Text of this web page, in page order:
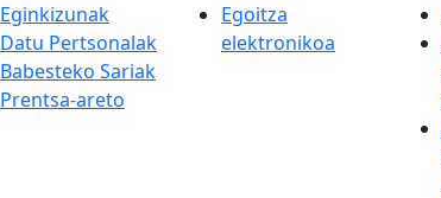
Eginkizunak
Datu Pertsonalak
Babesteko Sariak
Prentsa-areto
Egoitza
elektronikoa